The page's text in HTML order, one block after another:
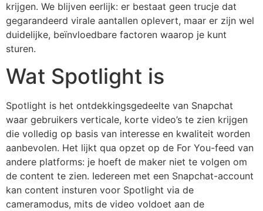
krijgen. We blijven eerlijk: er bestaat geen trucje dat
gegarandeerd virale aantallen oplevert, maar er zijn wel
duidelijke, beïnvloedbare factoren waarop je kunt
sturen.
Wat Spotlight is
Spotlight is het ontdekkingsgedeelte van Snapchat
waar gebruikers verticale, korte video’s te zien krijgen
die volledig op basis van interesse en kwaliteit worden
aanbevolen. Het lijkt qua opzet op de For You-feed van
andere platforms: je hoeft de maker niet te volgen om
de content te zien. Iedereen met een Snapchat-account
kan content insturen voor Spotlight via de
cameramodus, mits de video voldoet aan de